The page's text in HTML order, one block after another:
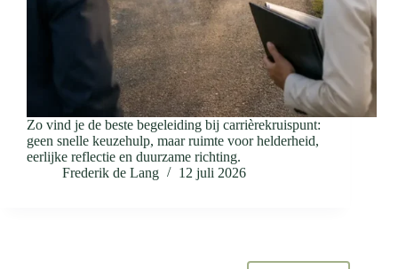
Zo vind je de beste begeleiding bij carrièrekruispunt:
geen snelle keuzehulp, maar ruimte voor helderheid,
eerlijke reflectie en duurzame richting.
Frederik de Lang
12 juli 2026